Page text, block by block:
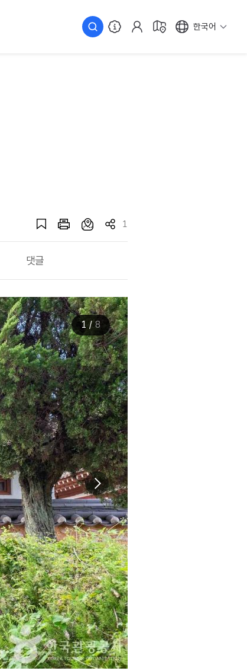
한국어
1
댓글
1/8